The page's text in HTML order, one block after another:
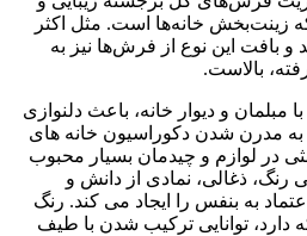
زینت‌بخش‌ خانه‌ها است. مثل اکثر
و بافت این نوع از فرش‌ها نیز به
بالاست.
و دیوار خانه، باعث دلنوازی
مدرن شدن دکوراسیون خانه های
در لوازم و چیدمان بسیار محبوب
ذغالی، نمادی از دانش و
به بنفس را ایجاد می کند. رنگ
دارد، توانایی ترکیب شدن با طیف